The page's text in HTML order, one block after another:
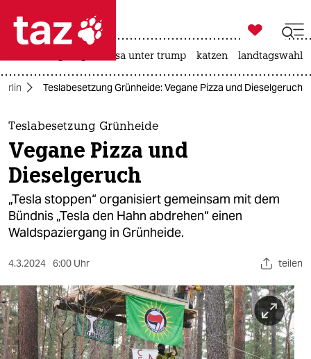
 taz zahl ich
taz zahl ich
themen
politik
öko
gesellschaft
sport
berlin
nord

taz zahl ich
usa unter trump katzen landtagswahl
Teslabesetzung Grünheide: Vegane Pizza und Dieselgeruch
Teslabesetzung Grünheide
Vegane Pizza und
Dieselgeruch
„Tesla stoppen“ organisiert gemeinsam mit dem
Bündnis „Tesla den Hahn abdrehen“ einen
Waldspaziergang in Grünheide.
4.3.2024 6:00 Uhr teilen